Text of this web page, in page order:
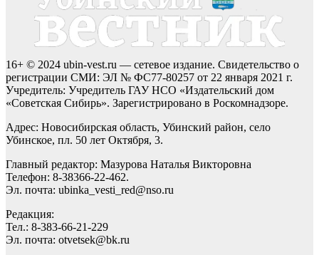
16+ © 2024 ubin-vest.ru — сетевое издание. Свидетельство о
регистрации СМИ: ЭЛ № ФС77-80257 от 22 января 2021 г.
Учредитель: Учредитель ГАУ НСО «Издательский дом
«Советская Сибирь». Зарегистрировано в Роскомнадзоре.
Адрес: Новосибирская область, Убинский район, село
Убинское, пл. 50 лет Октября, 3.
Главный редактор: Мазурова Наталья Викторовна
Телефон: 8-38366-22-462.
Эл. почта: ubinka_vesti_red@nso.ru
Редакция:
Тел.: 8-383-66-21-229
Эл. почта: otvetsek@bk.ru